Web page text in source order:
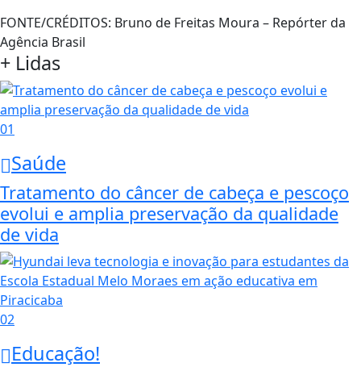
FONTE/CRÉDITOS: Bruno de Freitas Moura – Repórter da
Agência Brasil
+ Lidas
01
Saúde
Tratamento do câncer de cabeça e pescoço
evolui e amplia preservação da qualidade
de vida
02
Educação!